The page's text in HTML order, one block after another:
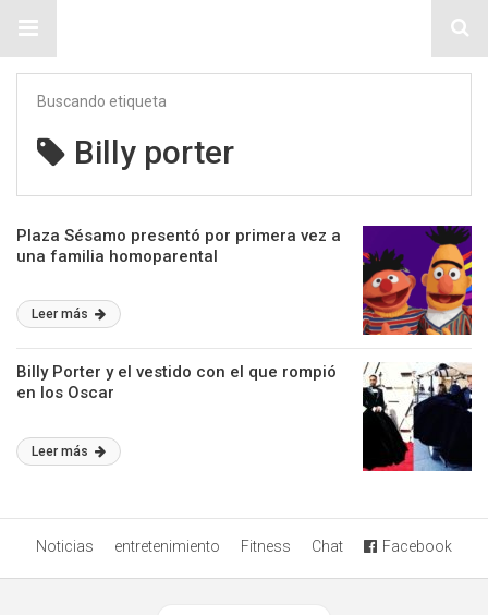
Buscando etiqueta
Billy porter
Plaza Sésamo presentó por primera vez a
una familia homoparental
Leer más
Billy Porter y el vestido con el que rompió
en los Oscar
Leer más
Noticias entretenimiento Fitness Chat Facebook